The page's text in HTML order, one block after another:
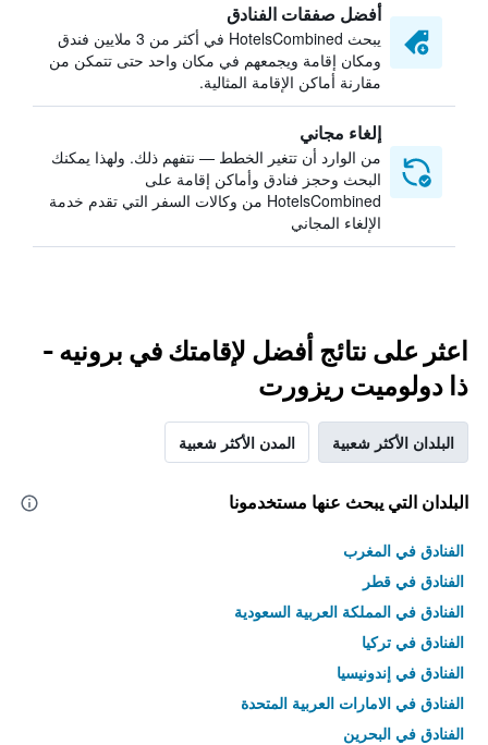
أفضل صفقات الفنادق
يبحث HotelsCombined في أكثر من 3 ملايين فندق
ومكان إقامة ويجمعهم في مكان واحد حتى تتمكن من
مقارنة أماكن الإقامة المثالية.
إلغاء مجاني
من الوارد أن تتغير الخطط — نتفهم ذلك. ولهذا يمكنك
البحث وحجز فنادق وأماكن إقامة على
HotelsCombined من وكالات السفر التي تقدم خدمة
الإلغاء المجاني
اعثر على نتائج أفضل لإقامتك في برونيه -
ذا دولوميت ريزورت
البلدان الأكثر شعبية المدن الأكثر شعبية
البلدان التي يبحث عنها مستخدمونا
الفنادق في المغرب
الفنادق في قطر
الفنادق في المملكة العربية السعودية
الفنادق في تركيا
الفنادق في إندونيسيا
الفنادق في الامارات العربية المتحدة
الفنادق في البحرين